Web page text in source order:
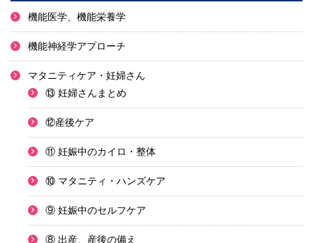
機能医学、機能栄養学
機能神経学アプローチ
マタニティケア・妊婦さん
⑬ 妊婦さんまとめ
⑫産後ケア
⑪ 妊娠中のカイロ・整体
⑩ マタニティ・ハンズケア
⑨ 妊娠中のセルフケア
⑧ 出産、産後の備え